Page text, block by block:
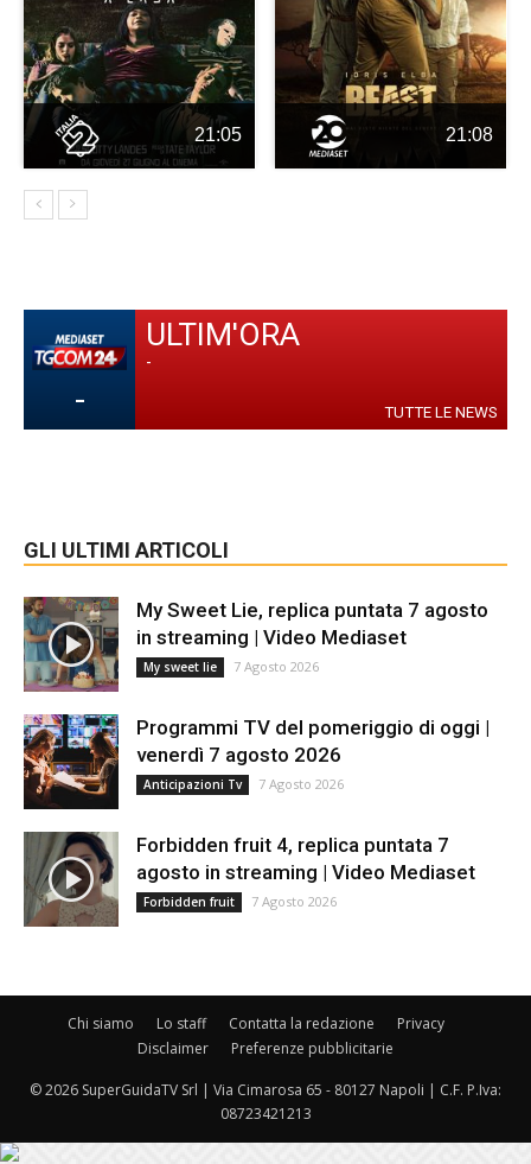
21:05 21:08
-
ULTIM'ORA
-
TUTTE LE NEWS
GLI ULTIMI ARTICOLI
My Sweet Lie, replica puntata 7 agosto
in streaming | Video Mediaset
My sweet lie 7 Agosto 2026
Programmi TV del pomeriggio di oggi |
venerdì 7 agosto 2026
Anticipazioni Tv 7 Agosto 2026
Forbidden fruit 4, replica puntata 7
agosto in streaming | Video Mediaset
Forbidden fruit 7 Agosto 2026
Chi siamo Lo staff Contatta la redazione
Privacy
Disclaimer
Preferenze pubblicitarie
© 2026 SuperGuidaTV Srl | Via Cimarosa 65 - 80127 Napoli | C.F. P.Iva:
08723421213